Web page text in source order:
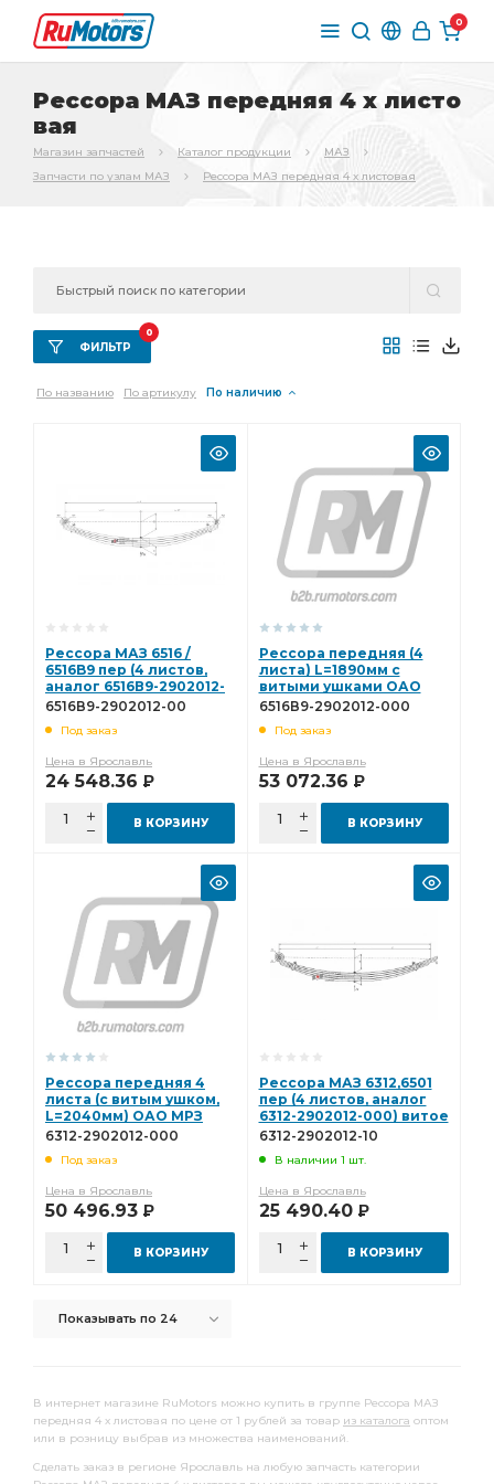
0
Рессора МАЗ передняя 4 х листо
вая
Магазин запчастей Каталог продукции
МАЗ
Запчасти по узлам МАЗ
Рессора МАЗ передняя 4 х листовая
ФИЛЬТР
0
По названию По артикулу По наличию
Рессора МАЗ 6516 /
6516B9 пер (4 листов,
аналог 6516В9-2902012-
000) витое ушко
2902012-00
6516В9-2902012-00
Под заказ
Цена в Ярославль
24 548.36 Р
В КОРЗИНУ
Рессора передняя (4
листа) L=1890мм с
витыми ушками ОАО
МРЗ 6516В9-2902012-000
6516В9-2902012-000
Под заказ
Цена в Ярославль
53 072.36 Р
В КОРЗИНУ
Рессора передняя 4
листа (с витым ушком,
L=2040мм) ОАО МРЗ
6312-2902012-000
6312-2902012-000
Под заказ
Цена в Ярославль
50 496.93 Р
В КОРЗИНУ
Рессора МАЗ 6312,6501
пер (4 листов, аналог
6312-2902012-000) витое
ушко L=1900мм ЧМЗ
6312-2902012-10
В наличии 1 шт.
Цена в Ярославль
25 490.40 Р
В КОРЗИНУ
Показывать по 24
В интернет магазине RuMotors можно купить в группе Рессора МАЗ
передняя 4 х листовая по цене от 1 рублей за товар из каталога оптом
или в розницу выбрав из множества наименований.
Сделать заказ в регионе Ярославль на любую запчасть категории